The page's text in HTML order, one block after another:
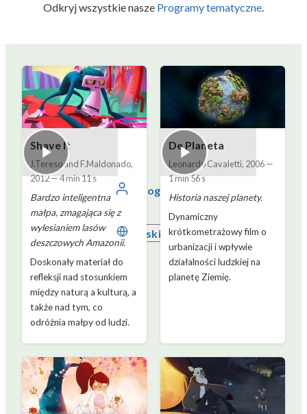
Zaloguj się
Polski
Odkryj wszystkie nasze Programy tematyczne.
Shave It
J.Tereso and F.Maldonado,
2012—4 min 11 s
Bardzo inteligentna
małpa, zmagająca się z
wylesianiem lasów
deszczowych Amazonii.
Doskonały materiał do
refleksji nad stosunkiem
między naturą a kulturą, a
także nad tym, co
odróżnia małpy od ludzi.
De Planeta
Leonardo Cavaletti, 2006—
1 min 56 s
Historia naszej planety.
Dynamiczny
krótkometrażowy film o
urbanizacji i wpływie
działalności ludzkiej na
planetę Ziemię.